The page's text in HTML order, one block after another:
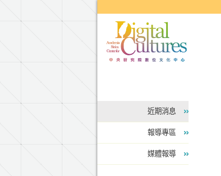
近期消息
報導專區
媒體報導